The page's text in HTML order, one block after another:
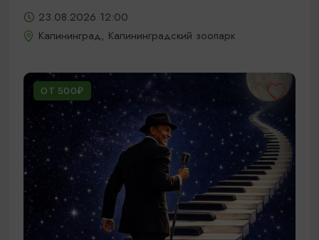
23.08.2026 12:00
Калининград, Калининградский зоопарк
ОТ 500₽